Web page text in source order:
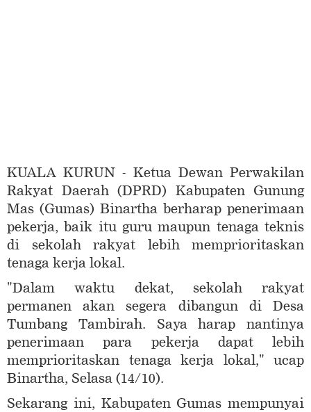
KUALA KURUN - Ketua Dewan Perwakilan
Rakyat Daerah (DPRD) Kabupaten Gunung
Mas (Gumas) Binartha berharap penerimaan
pekerja, baik itu guru maupun tenaga teknis
di sekolah rakyat lebih memprioritaskan
tenaga kerja lokal.
"Dalam waktu dekat, sekolah rakyat
permanen akan segera dibangun di Desa
Tumbang Tambirah. Saya harap nantinya
penerimaan para pekerja dapat lebih
memprioritaskan tenaga kerja lokal," ucap
Binartha, Selasa (14/10).
Sekarang ini, Kabupaten Gumas mempunyai